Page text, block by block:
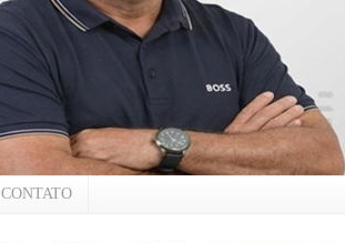
CONTATO